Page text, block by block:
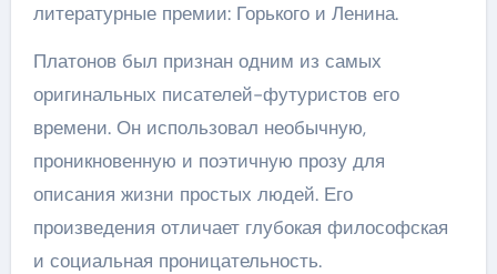
литературные премии: Горького и Ленина.
Платонов был признан одним из самых
оригинальных писателей-футуристов его
времени. Он использовал необычную,
проникновенную и поэтичную прозу для
описания жизни простых людей. Его
произведения отличает глубокая философская
и социальная проницательность.